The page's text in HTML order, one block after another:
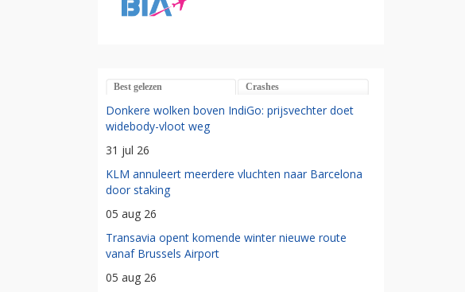
Best gelezen Crashes
Donkere wolken boven IndiGo: prijsvechter doet
widebody-vloot weg
31 jul 26
KLM annuleert meerdere vluchten naar Barcelona
door staking
05 aug 26
Transavia opent komende winter nieuwe route
vanaf Brussels Airport
05 aug 26